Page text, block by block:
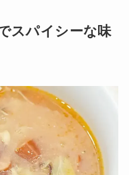
スパイシーな味